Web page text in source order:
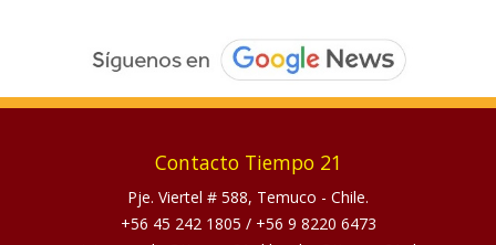
Contacto Tiempo 21
Pje. Viertel # 588, Temuco - Chile.
+56 45 242 1805 / +56 9 8220 6473